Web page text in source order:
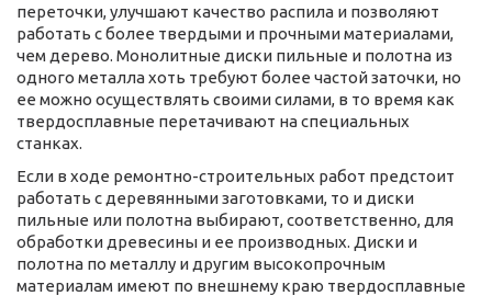
переточки, улучшают качество распила и позволяют
работать с более твердыми и прочными материалами,
чем дерево. Монолитные диски пильные и полотна из
одного металла хоть требуют более частой заточки, но
ее можно осуществлять своими силами, в то время как
твердосплавные перетачивают на специальных
станках.
Если в ходе ремонтно-строительных работ предстоит
работать с деревянными заготовками, то и диски
пильные или полотна выбирают, соответственно, для
обработки древесины и ее производных. Диски и
полотна по металлу и другим высокопрочным
материалам имеют по внешнему краю твердосплавные